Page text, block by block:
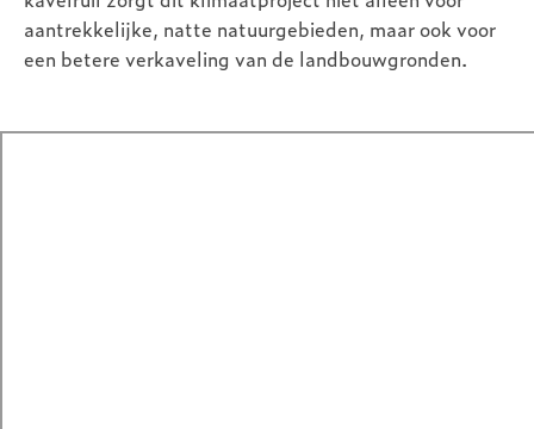
aantrekkelijke, natte natuurgebieden, maar ook voor
een betere verkaveling van de landbouwgronden.